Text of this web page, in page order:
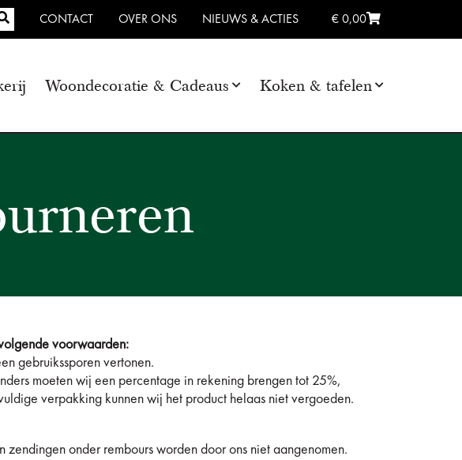
CONTACT OVER ONS NIEUWS & ACTIES € 0,00
Woondecoratie & Cadeaus Koken & tafelen
voorwaarden:
gebruikssporen vertonen.
moeten wij een percentage in rekening brengen tot 25%,
verpakking kunnen wij het product helaas niet vergoeden.
onder rembours worden door ons niet aangenomen.